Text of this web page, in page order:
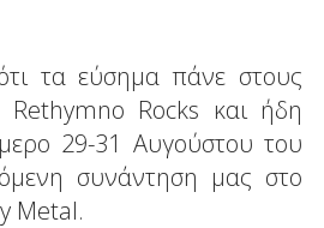
τα εύσημα πάνε στους
Rethymno Rocks και ήδη
29-31 Αυγούστου του
συνάντηση μας στο
Metal.